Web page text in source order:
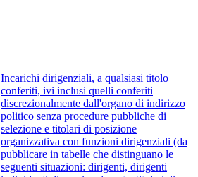
Incarichi dirigenziali, a qualsiasi titolo
conferiti, ivi inclusi quelli conferiti
discrezionalmente dall'organo di indirizzo
politico senza procedure pubbliche di
selezione e titolari di posizione
organizzativa con funzioni dirigenziali (da
pubblicare in tabelle che distinguano le
seguenti situazioni: dirigenti, dirigenti